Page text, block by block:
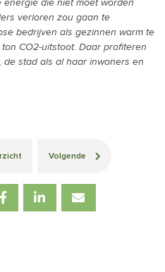
die niet moet worden
verloren zou gaan te
bedrijven als gezinnen warm te
CO2-uitstoot. Daar profiteren
stad als al haar inwoners en
Volgende